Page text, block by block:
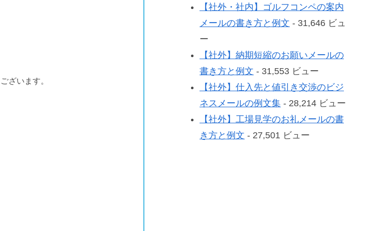
ざいます。
【社外・社内】ゴルフコンペの案内
メールの書き方と例文 - 31,646 ビュ
ー
【社外】納期短縮のお願いメールの
書き方と例文 - 31,553 ビュー
【社外】仕入先と値引き交渉のビジ
ネスメールの例文集 - 28,214 ビュー
【社外】工場見学のお礼メールの書
き方と例文 - 27,501 ビュー